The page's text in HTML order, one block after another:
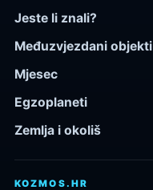
Jeste li znali?
Međuzvjezdani objekti
Mjesec
Egzoplaneti
Zemlja i okoliš
KOZMOS.HR